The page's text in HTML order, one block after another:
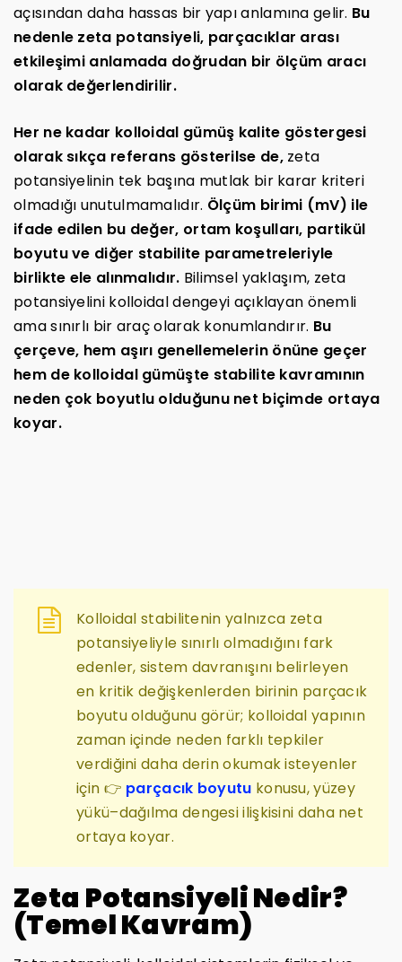
açısından daha hassas bir yapı anlamına gelir. Bu
nedenle zeta potansiyeli, parçacıklar arası
etkileşimi anlamada doğrudan bir ölçüm aracı
olarak değerlendirilir.
Her ne kadar kolloidal gümüş kalite göstergesi
olarak sıkça referans gösterilse de,zeta
potansiyelinin tek başına mutlak bir karar kriteri
olmadığı unutulmamalıdır. Ölçüm birimi (mV) ile
ifade edilen bu değer, ortam koşulları, partikül
boyutu ve diğer stabilite parametreleriyle
birlikte ele alınmalıdır. Bilimsel yaklaşım, zeta
potansiyelini kolloidal dengeyi açıklayan önemli
ama sınırlı bir araç olarak konumlandırır. Bu
çerçeve, hem aşırı genellemelerin önüne geçer
hem de kolloidal gümüşte stabilite kavramının
neden çok boyutlu olduğunu net biçimde ortaya
koyar.
Kolloidal stabilitenin yalnızca zeta
potansiyeliyle sınırlı olmadığını fark
edenler, sistem davranışını belirleyen
en kritik değişkenlerden birinin parçacık
boyutu olduğunu görür; kolloidal yapının
zaman içinde neden farklı tepkiler
verdiğini daha derin okumak isteyenler
için 👉 parçacık boyutu konusu, yüzey
yükü–dağılma dengesi ilişkisini daha net
ortaya koyar.
Zeta Potansiyeli Nedir?
(Temel Kavram)